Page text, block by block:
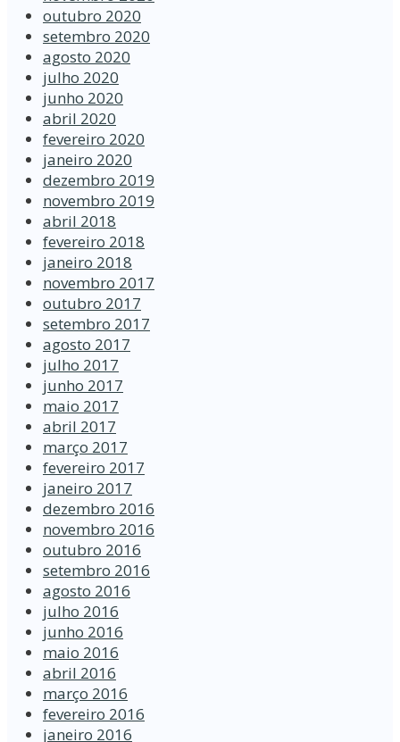
outubro 2020
setembro 2020
agosto 2020
julho 2020
junho 2020
abril 2020
fevereiro 2020
janeiro 2020
dezembro 2019
novembro 2019
abril 2018
fevereiro 2018
janeiro 2018
novembro 2017
outubro 2017
setembro 2017
agosto 2017
julho 2017
junho 2017
maio 2017
abril 2017
março 2017
fevereiro 2017
janeiro 2017
dezembro 2016
novembro 2016
outubro 2016
setembro 2016
agosto 2016
julho 2016
junho 2016
maio 2016
abril 2016
março 2016
fevereiro 2016
janeiro 2016